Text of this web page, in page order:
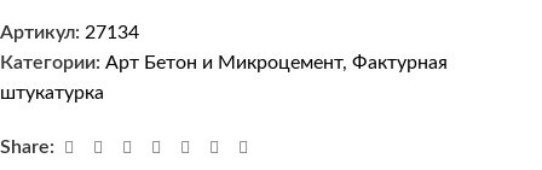
Артикул: 27134
Категории: Арт Бетон и Микроцемент, Фактурная
штукатурка
Share: